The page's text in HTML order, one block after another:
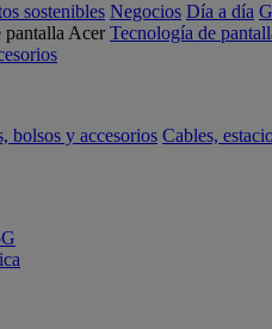
sostenibles Negocios Día a día
Tecnología de
bolsos y accesorios Cables,